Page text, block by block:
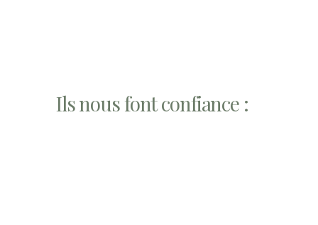
Ils nous font confiance :